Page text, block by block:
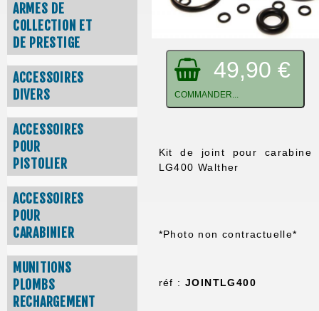
ARMES DE
COLLECTION ET
DE PRESTIGE
ACCESSOIRES
DIVERS
ACCESSOIRES
POUR
PISTOLIER
ACCESSOIRES
POUR
CARABINIER
MUNITIONS
PLOMBS
RECHARGEMENT
49,90 €
COMMANDER...
Kit de joint pour carabine
LG400 Walther
*Photo non contractuelle*
réf :JOINTLG400